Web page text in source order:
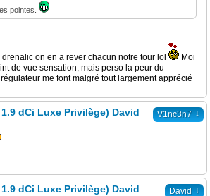
pointes.
on en a rever chacun notre tour lol
Moi
de vue sensation, mais perso la peur du
me font malgré tout largement apprécié
V1nc3n7 ↓
dCi Luxe Privilège) David
David ↓
dCi Luxe Privilège) David